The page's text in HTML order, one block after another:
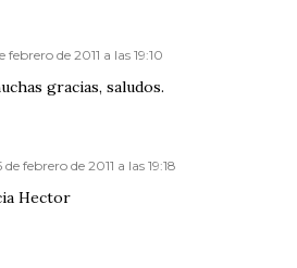
febrero de 2011 a las 19:10
gracias, saludos.
de febrero de 2011 a las 19:18
Hector